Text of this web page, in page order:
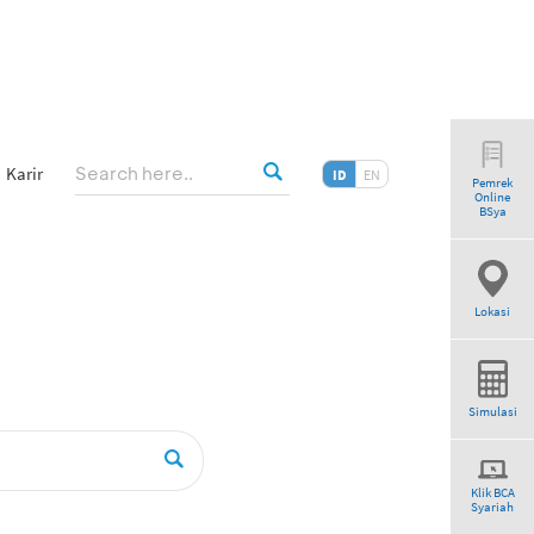
Karir ID EN
Pemrek
Online
BSya
Lokasi
Simulasi
Klik BCA
Syariah